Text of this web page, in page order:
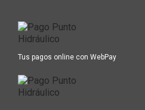
Tus pagos online con WebPay